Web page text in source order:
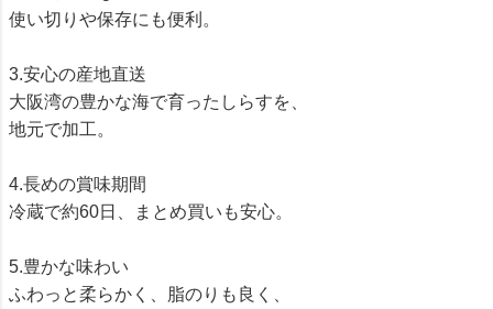
使い切りや保存にも便利。
3.安心の産地直送
大阪湾の豊かな海で育ったしらすを、
地元で加工。
4.長めの賞味期間
冷蔵で約60日、まとめ買いも安心。
5.豊かな味わい
ふわっと柔らかく、脂のりも良く、